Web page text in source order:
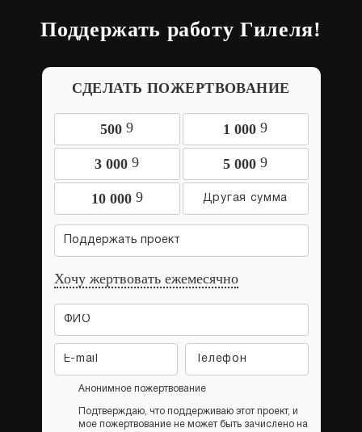
Поддержать работу Гилеля!
СДЕЛАТЬ ПОЖЕРТВОВАНИЕ
500 9 1 000 9
3 000 9 5 000 9
10 000 9
Поддержать проект
Хочу жертвовать ежемесячно
Анонимное пожертвование
Подтверждаю, что поддерживаю этот проект, и
мое пожертвование не может быть зачислено на